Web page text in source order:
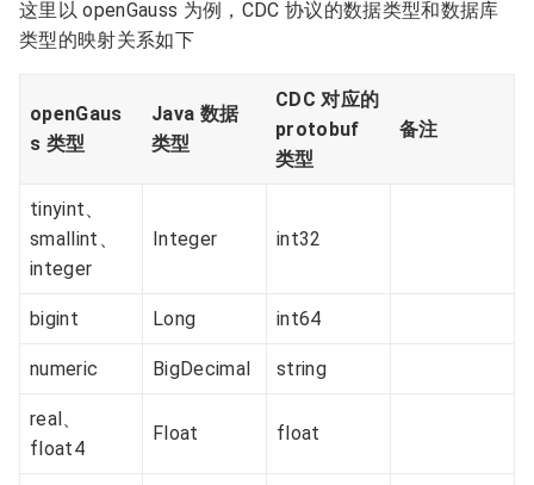
这里以 openGauss 为例，CDC 协议的数据类型和数据库
类型的映射关系如下
openGaus
s 类型
Java 数据
类型
CDC 对应的
protobuf
类型
备注
tinyint、
smallint、
integer
Integer int32
bigint Long int64
numeric BigDecimal string
real、
float4
Float float